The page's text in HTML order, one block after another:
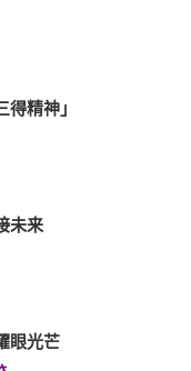
精神」
未来
眼光芒